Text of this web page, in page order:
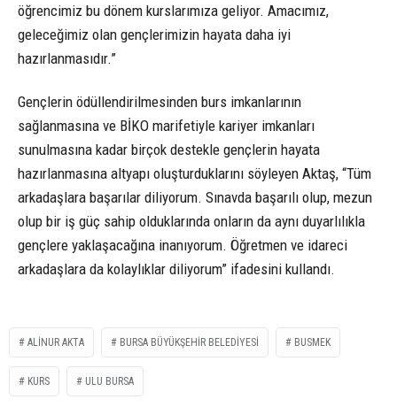
öğrencimiz bu dönem kurslarımıza geliyor. Amacımız,
geleceğimiz olan gençlerimizin hayata daha iyi
hazırlanmasıdır.”
Gençlerin ödüllendirilmesinden burs imkanlarının
sağlanmasına ve BİKO marifetiyle kariyer imkanları
sunulmasına kadar birçok destekle gençlerin hayata
hazırlanmasına altyapı oluşturduklarını söyleyen Aktaş, “Tüm
arkadaşlara başarılar diliyorum. Sınavda başarılı olup, mezun
olup bir iş güç sahip olduklarında onların da aynı duyarlılıkla
gençlere yaklaşacağına inanıyorum. Öğretmen ve idareci
arkadaşlara da kolaylıklar diliyorum” ifadesini kullandı.
ALINUR AKTA BURSA BÜYÜKŞEHIR BELEDIYESI BUSMEK
KURS ULU BURSA